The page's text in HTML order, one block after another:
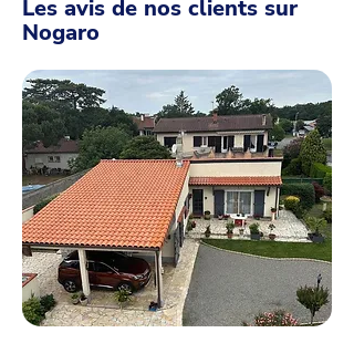
Les avis de nos clients sur
Nogaro